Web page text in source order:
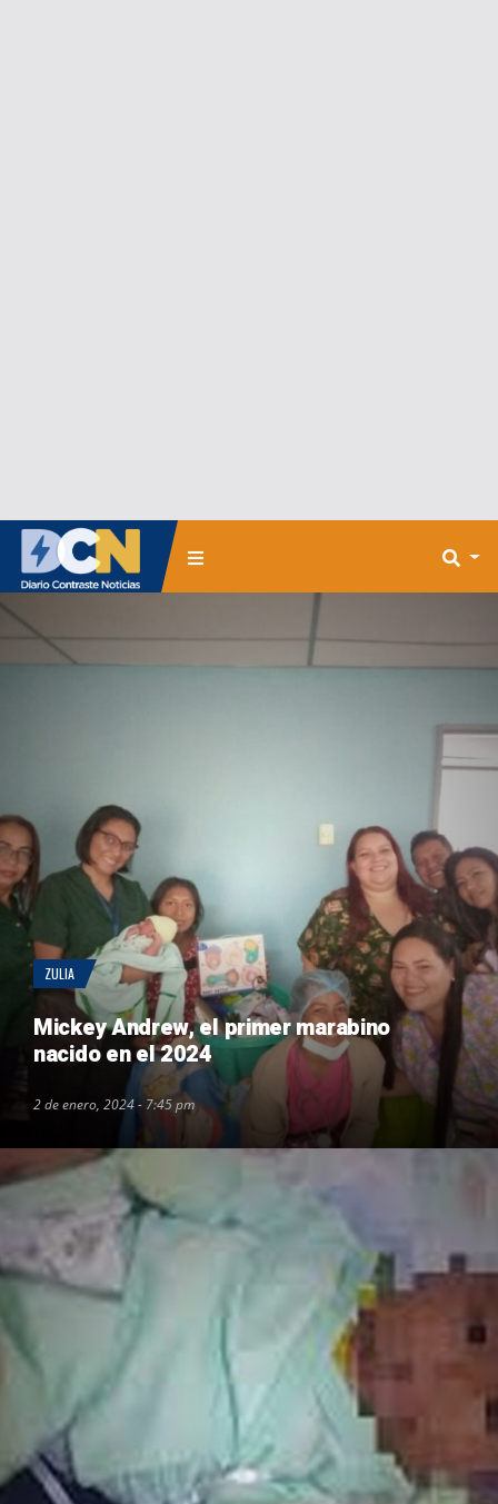
ZULIA
Mickey Andrew, el primer marabino
nacido en el 2024
2 de enero, 2024 - 7:45 pm